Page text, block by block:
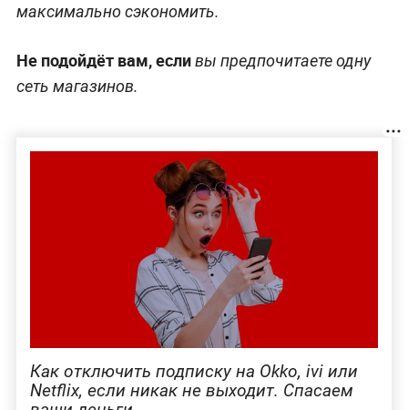
максимально сэкономить.
Не подойдёт вам, есливы предпочитаете одну
сеть магазинов.
Как отключить подписку на Okko, ivi или
Netflix, если никак не выходит. Спасаем